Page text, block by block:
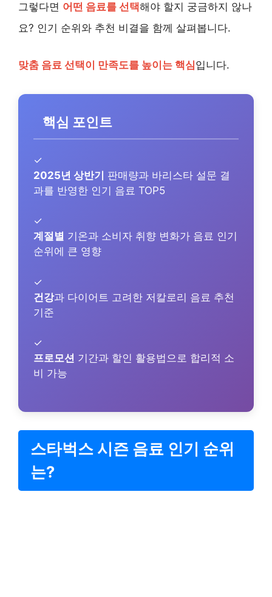
그렇다면 어떤 음료를 선택해야 할지 궁금하지 않나
요? 인기 순위와 추천 비결을 함께 살펴봅니다.
맞춤 음료 선택이 만족도를 높이는 핵심입니다.
핵심 포인트
✓
2025년 상반기 판매량과 바리스타 설문 결
과를 반영한 인기 음료 TOP5
✓
계절별 기온과 소비자 취향 변화가 음료 인기
순위에 큰 영향
✓
건강과 다이어트 고려한 저칼로리 음료 추천
기준
✓
프로모션 기간과 할인 활용법으로 합리적 소
비 가능
스타벅스 시즌 음료 인기 순위
는?